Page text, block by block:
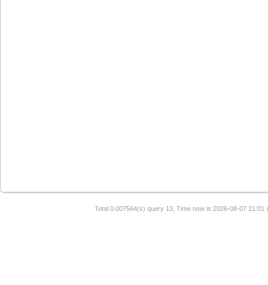
Total 0.007564(s) query 13, Time now is:2026-08-07 21:01